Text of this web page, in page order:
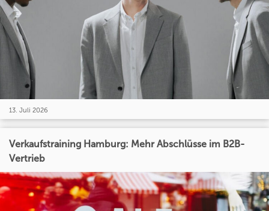
13. Juli 2026
Verkaufstraining Hamburg: Mehr Abschlüsse im B2B-
Vertrieb